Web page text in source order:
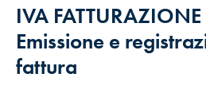
IVA
Emissione e
fattura